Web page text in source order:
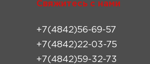
Свяжитесь с нами
+7(4842)56-69-57
+7(4842)22-03-75
+7(4842)59-32-73